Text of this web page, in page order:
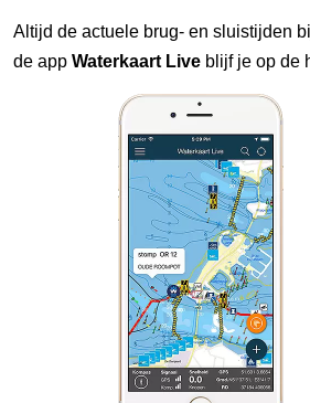
Altijd de actuele brug- en sluistijden
de app Waterkaart Live blijf je op de